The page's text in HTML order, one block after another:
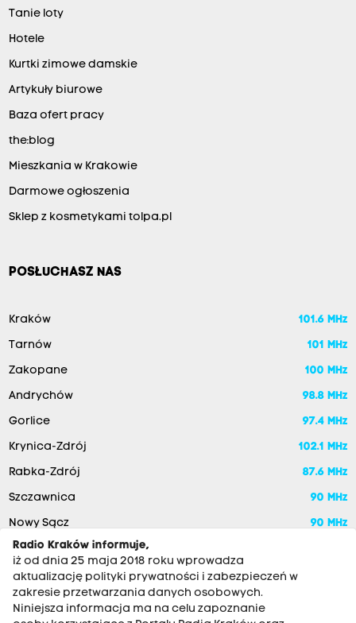
Tanie loty
Hotele
Kurtki zimowe damskie
Artykuły biurowe
Baza ofert pracy
the:blog
Mieszkania w Krakowie
Darmowe ogłoszenia
Sklep z kosmetykami tolpa.pl
POSŁUCHASZ NAS
Kraków 101.6 MHz
Tarnów 101 MHz
Zakopane 100 MHz
Andrychów 98.8 MHz
Gorlice 97.4 MHz
Krynica-Zdrój 102.1 MHz
Rabka-Zdrój 87.6 MHz
Szczawnica 90 MHz
Nowy Sącz
90 MHz
Radio Kraków informuje,
iż od dnia 25 maja 2018 roku wprowadza
aktualizację polityki prywatności i zabezpieczeń w
zakresie przetwarzania danych osobowych.
Niniejsza informacja ma na celu zapoznanie